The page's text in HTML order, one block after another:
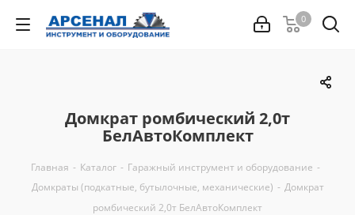
0
Домкрат ромбический 2,0т
БелАвтоКомплект
Главная - Каталог - Гаражный инструмент и оборудование -
Домкраты (подкатные, бутылочные, механические) - Домкрат
ромбический 2,0т БелАвтоКомплект